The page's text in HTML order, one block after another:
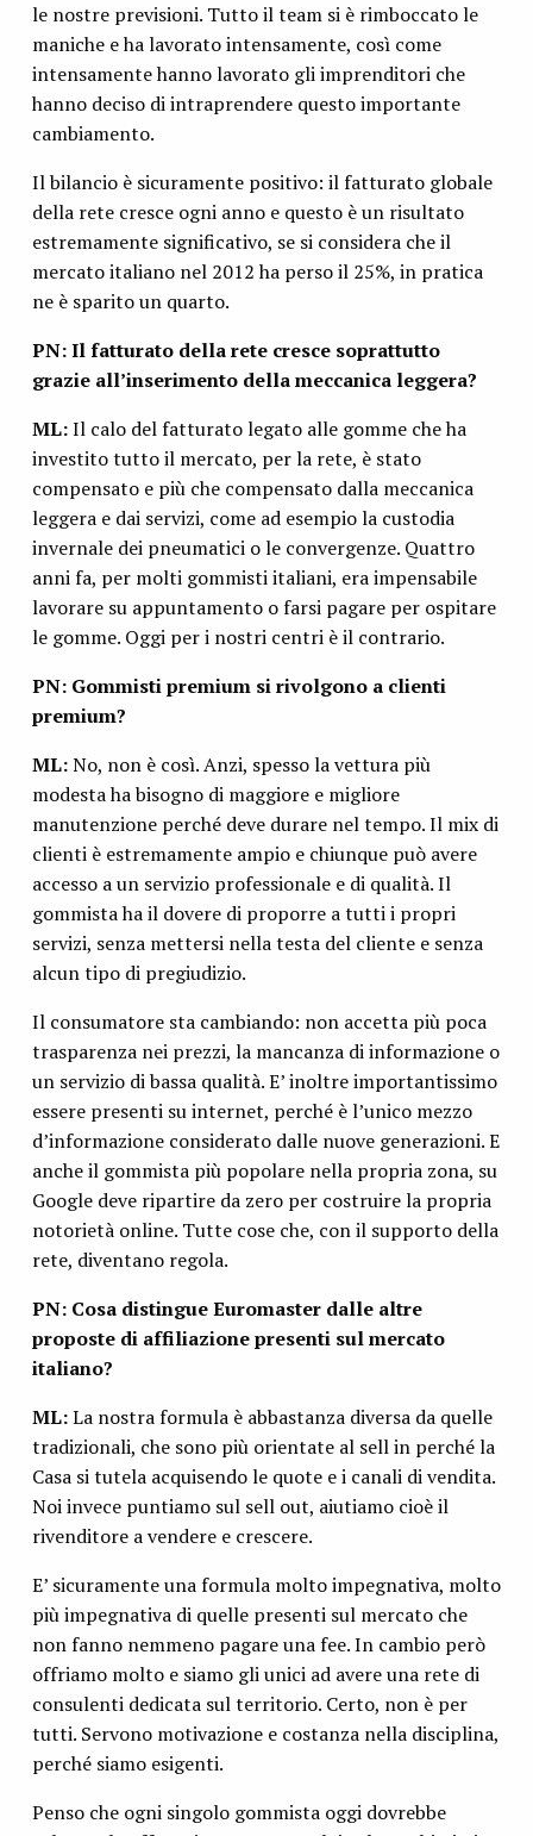
le nostre previsioni. Tutto il team si è rimboccato le
maniche e ha lavorato intensamente, così come
intensamente hanno lavorato gli imprenditori che
hanno deciso di intraprendere questo importante
cambiamento.
Il bilancio è sicuramente positivo: il fatturato globale
della rete cresce ogni anno e questo è un risultato
estremamente significativo, se si considera che il
mercato italiano nel 2012 ha perso il 25%, in pratica
ne è sparito un quarto.
PN: Il fatturato della rete cresce soprattutto
grazie all’inserimento della meccanica leggera?
ML:Il calo del fatturato legato alle gomme che ha
investito tutto il mercato, per la rete, è stato
compensato e più che compensato dalla meccanica
leggera e dai servizi, come ad esempio la custodia
invernale dei pneumatici o le convergenze. Quattro
anni fa, per molti gommisti italiani, era impensabile
lavorare su appuntamento o farsi pagare per ospitare
le gomme. Oggi per i nostri centri è il contrario.
PN: Gommisti premium si rivolgono a clienti
premium?
ML:No, non è così. Anzi, spesso la vettura più
modesta ha bisogno di maggiore e migliore
manutenzione perché deve durare nel tempo. Il mix di
clienti è estremamente ampio e chiunque può avere
accesso a un servizio professionale e di qualità. Il
gommista ha il dovere di proporre a tutti i propri
servizi, senza mettersi nella testa del cliente e senza
alcun tipo di pregiudizio.
Il consumatore sta cambiando: non accetta più poca
trasparenza nei prezzi, la mancanza di informazione o
un servizio di bassa qualità. E’ inoltre importantissimo
essere presenti su internet, perché è l’unico mezzo
d’informazione considerato dalle nuove generazioni. E
anche il gommista più popolare nella propria zona, su
Google deve ripartire da zero per costruire la propria
notorietà online. Tutte cose che, con il supporto della
rete, diventano regola.
PN: Cosa distingue Euromaster dalle altre
proposte di affiliazione presenti sul mercato
italiano?
ML:La nostra formula è abbastanza diversa da quelle
tradizionali, che sono più orientate al sell in perché la
Casa si tutela acquisendo le quote e i canali di vendita.
Noi invece puntiamo sul sell out, aiutiamo cioè il
rivenditore a vendere e crescere.
E’ sicuramente una formula molto impegnativa, molto
più impegnativa di quelle presenti sul mercato che
non fanno nemmeno pagare una fee. In cambio però
offriamo molto e siamo gli unici ad avere una rete di
consulenti dedicata sul territorio. Certo, non è per
tutti. Servono motivazione e costanza nella disciplina,
perché siamo esigenti.
Penso che ogni singolo gommista oggi dovrebbe